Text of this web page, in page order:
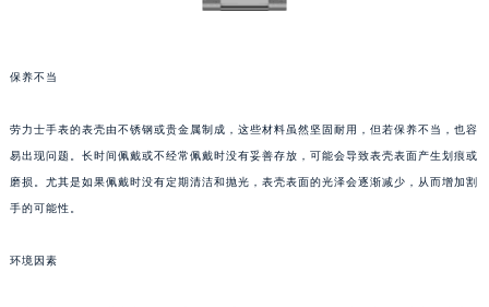
保养不当
劳力士手表的表壳由不锈钢或贵金属制成，这些材料虽然坚固耐用，但若保养不当，也容
易出现问题。长时间佩戴或不经常佩戴时没有妥善存放，可能会导致表壳表面产生划痕或
磨损。尤其是如果佩戴时没有定期清洁和抛光，表壳表面的光泽会逐渐减少，从而增加割
手的可能性。
环境因素